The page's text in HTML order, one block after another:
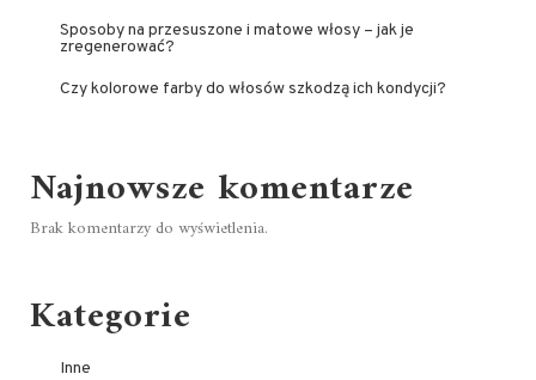
Sposoby na przesuszone i matowe włosy – jak je
zregenerować?
Czy kolorowe farby do włosów szkodzą ich kondycji?
Najnowsze komentarze
Brak komentarzy do wyświetlenia.
Kategorie
Inne